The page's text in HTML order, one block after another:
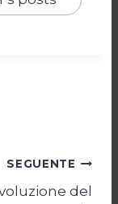
SEGUENTE
del